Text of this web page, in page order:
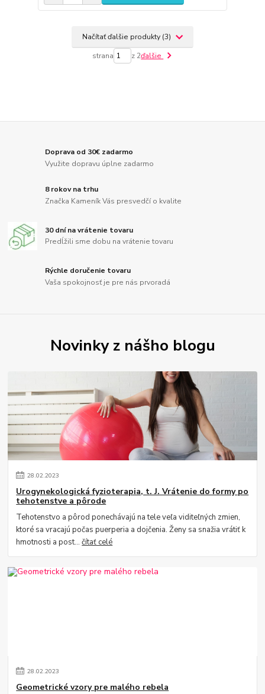
Načítať ďalšie produkty (3)
strana z 2ďalšie
Doprava od 30€ zadarmo
Využite dopravu úplne zadarmo
8 rokov na trhu
Značka Kameník Vás presvedčí o kvalite
30 dní na vrátenie tovaru
Predĺžili sme dobu na vrátenie tovaru
Rýchle doručenie tovaru
Vaša spokojnosť je pre nás prvoradá
Novinky z nášho blogu
28.02.2023
Urogynekologická fyzioterapia, t. J. Vrátenie do formy po
tehotenstve a pôrode
Tehotenstvo a pôrod ponechávajú na tele veľa viditeľných zmien,
ktoré sa vracajú počas puerperia a dojčenia. Ženy sa snažia vrátiť k
hmotnosti a post...čítať celé
28.02.2023
Geometrické vzory pre malého rebela